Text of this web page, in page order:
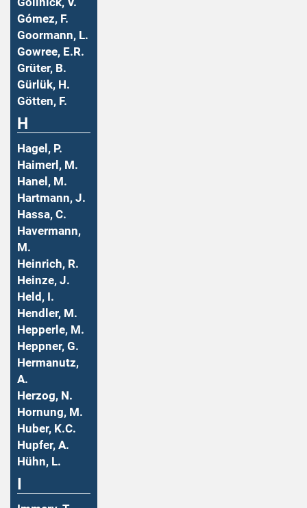
Gómez, F.
Goormann, L.
Gowree, E.R.
Grüter, B.
Gürlük, H.
Götten, F.
H
Hagel, P.
Haimerl, M.
Hanel, M.
Hartmann, J.
Hassa, C.
Havermann,
M.
Heinrich, R.
Heinze, J.
Held, I.
Hendler, M.
Hepperle, M.
Heppner, G.
Hermanutz,
A.
Herzog, N.
Hornung, M.
Huber, K.C.
Hupfer, A.
Hühn, L.